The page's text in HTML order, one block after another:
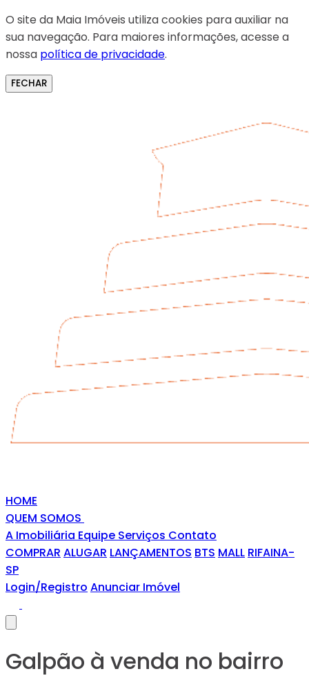
O site da Maia Imóveis utiliza cookies para auxiliar na
sua navegação. Para maiores informações, acesse a
nossa política de privacidade.
FECHAR
HOME
QUEM SOMOS
A Imobiliária Equipe Serviços Contato
COMPRAR ALUGAR LANÇAMENTOS BTS MALL RIFAINA-
SP
Login/Registro Anunciar Imóvel
Galpão à venda no bairro